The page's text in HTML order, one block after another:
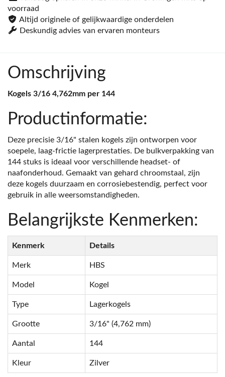
voorraad
Altijd originele of gelijkwaardige onderdelen
Deskundig advies van ervaren monteurs
Omschrijving
Kogels 3/16 4,762mm per 144
Productinformatie:
Deze precisie 3/16" stalen kogels zijn ontworpen voor
soepele, laag-frictie lagerprestaties. De bulkverpakking van
144 stuks is ideaal voor verschillende headset- of
naafonderhoud. Gemaakt van gehard chroomstaal, zijn
deze kogels duurzaam en corrosiebestendig, perfect voor
gebruik in alle weersomstandigheden.
Belangrijkste Kenmerken:
Kenmerk Details
Merk HBS
Model Kogel
Type Lagerkogels
Grootte 3/16" (4,762 mm)
Aantal 144
Kleur Zilver